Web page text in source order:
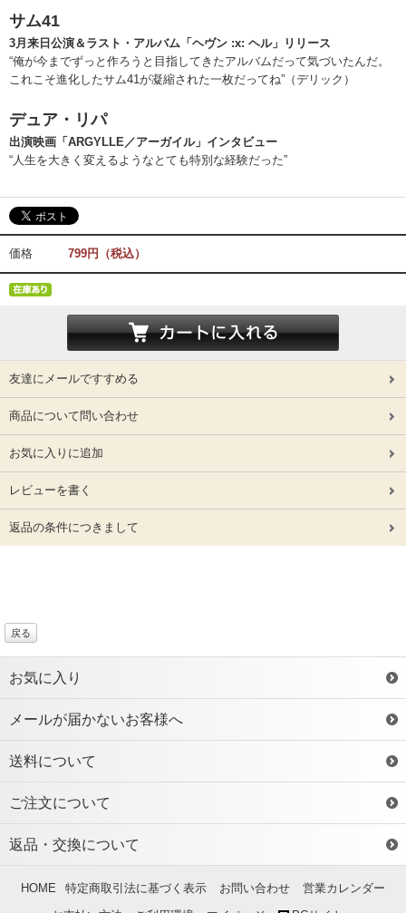
サム41
3月来日公演＆ラスト・アルバム「ヘヴン :x: ヘル」リリース
“俺が今までずっと作ろうと目指してきたアルバムだって気づいたんだ。
これこそ進化したサム41が凝縮された一枚だってね”（デリック）
デュア・リパ
出演映画「ARGYLLE／アーガイル」インタビュー
“人生を大きく変えるようなとても特別な経験だった”
価格 799円（税込）
友達にメールですすめる
商品について問い合わせ
お気に入りに追加
レビューを書く
返品の条件につきまして
戻る
お気に入り
メールが届かないお客様へ
送料について
ご注文について
返品・交換について
HOME 特定商取引法に基づく表示 お問い合わせ
営業カレンダー